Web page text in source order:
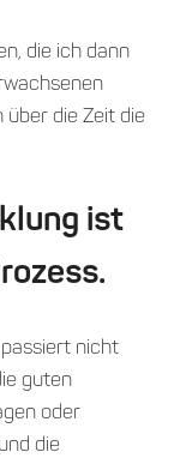
die ich dann
über die Zeit die
ist
nicht
guten
oder
die